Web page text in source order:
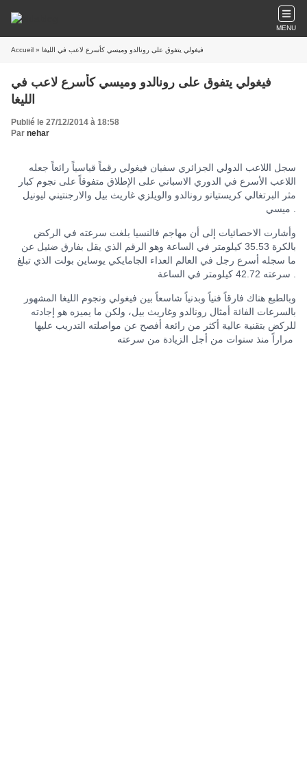
MENU
Accueil » فيغولي يتفوق على رونالدو وميسي كأسرع لاعب في الليغا
فيغولي يتفوق على رونالدو وميسي كأسرع لاعب في
الليغا
Publié le 27/12/2014 à 18:58
Par nehar
سجل اللاعب الدولي الجزائري سفيان فيغولي رقماً قياسياً رائعاً جعله
اللاعب الأسرع في الدوري الاسباني على الإطلاق متفوقاً على نجوم كبار
مثر البرتغالي كريستيانو رونالدو والويلزي غاريث بيل والارجنتيني ليونيل
وأشارت الاحصائيات إلى أن مهاجم فالنسيا بلغت سرعته في الركض
بالكرة 35.53 كيلومتر في الساعة وهو الرقم الذي يقل بفارق ضئيل عن
ما سجله أسرع رجل في العالم العداء الجامايكي يوساين بولت الذي تبلغ
وبالطبع هناك فارقاً فنياً وبدنياً شاسعاً بين فيغولي ونجوم الليغا المشهور
بالسرعات الفائة أمثال رونالدو وغاريث بيل، ولكن ما يميزه هو إجادته
للركض بتقنية عالية أكثر من رائعة أفصح عن مواصلته التدريب عليها